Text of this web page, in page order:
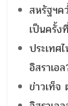
สหรัฐฯ
เป็นครั้ง
ประเทศ
อิสราเอ
ข่าวเท็จ